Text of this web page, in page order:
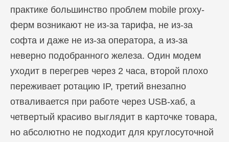
практике большинство проблем mobile proxy-
ферм возникают не из-за тарифа, не из-за
софта и даже не из-за оператора, а из-за
неверно подобранного железа. Один модем
уходит в перегрев через 2 часа, второй плохо
переживает ротацию IP, третий внезапно
отваливается при работе через USB-хаб, а
четвертый красиво выглядит в карточке товара,
но абсолютно не подходит для круглосуточной